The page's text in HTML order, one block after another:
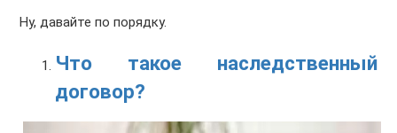
Ну, давайте по порядку.
Что такое наследственный
договор?